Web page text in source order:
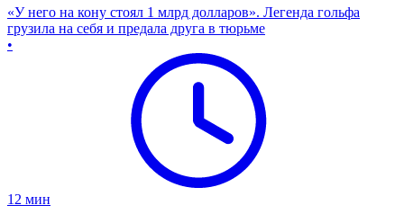
«У него на кону стоял 1 млрд долларов». Легенда гольфа
грузила на себя и предала друга в тюрьме
•
12 мин